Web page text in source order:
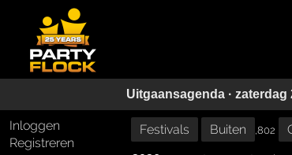
Uitgaansagenda · zaterdag
Inloggen
Registreren
Festivals Buiten ,802